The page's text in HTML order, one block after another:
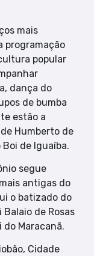
mais
programação
popular
dança do
de bumba
estão a
Humberto de
de Iguaíba.
segue
antigas do
o batizado do
de Rosas
Maracanã.
Cidade